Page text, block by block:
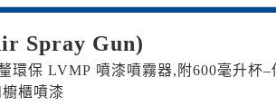
Spray Gun)
環保 LVMP 噴漆噴霧器,附600毫升杯
櫃噴漆